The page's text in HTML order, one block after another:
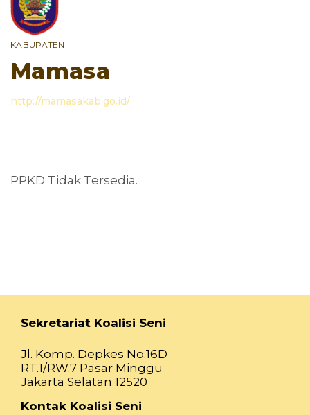
KABUPATEN
Mamasa
http://mamasakab.go.id/
PPKD Tidak Tersedia.
Sekretariat Koalisi Seni
Jl. Komp. Depkes No.16D
RT.1/RW.7 Pasar Minggu
Jakarta Selatan 12520
Kontak Koalisi Seni